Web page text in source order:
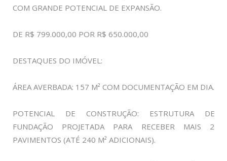
COM GRANDE POTENCIAL DE EXPANSÃO.
DE R$ 799.000,00 POR R$ 650.000,00
DESTAQUES DO IMÓVEL:
ÁREA AVERBADA: 157 M² COM DOCUMENTAÇÃO EM DIA.
POTENCIAL DE CONSTRUÇÃO: ESTRUTURA DE
FUNDAÇÃO PROJETADA PARA RECEBER MAIS 2
PAVIMENTOS (ATÉ 240 M² ADICIONAIS).